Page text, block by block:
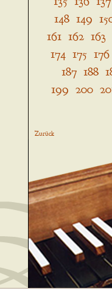
148 149
161 162 163
174 175 176
187 188
199 200
Zurück